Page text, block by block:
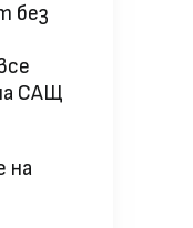
без
САЩ
на